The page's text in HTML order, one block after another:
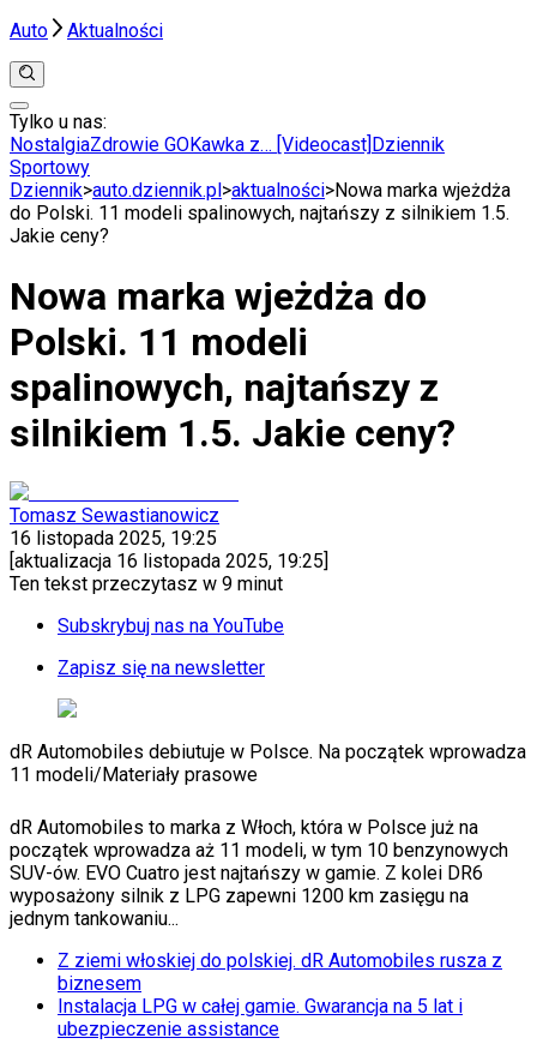
Auto
Aktualności
Anuluj
Wiadomości
Świat
Polityka
Nauka
Aktualności
Emerytury
Finanse
Podatki
Twoje finanse
Finanse
Aktualności
Auta ekologiczne
Automotive
Jednoślady
Drogi
Na wakacje
Paliwo
Porady
Aktualności
Plotki
Hity internetu
Edukacja
Aktualności
Matura
Kobieta
Moda
Uroda
Porady
Święta
Tylko u nas:
NostalgiaZdrowie GOKawka z… [Videocast] Dziennik
Sportowy
Dziennik>auto.dziennik.pl >aktualności>Nowa marka wjeżdża
do Polski. 11 modeli spalinowych, najtańszy z silnikiem 1.5.
Jakie ceny?
Nowa marka wjeżdża do
Polski. 11 modeli
spalinowych, najtańszy z
silnikiem 1.5. Jakie ceny?
Tomasz Sewastianowicz
16 listopada 2025, 19:25
[aktualizacja 16 listopada 2025, 19:25
Ten tekst przeczytasz w 9 minut
Subskrybuj nas na YouTube
Zapisz się na newsletter
dR Automobiles debiutuje w Polsce. Na początek wprowadza
11 modeli/ Materiały prasowe
dR Automobiles to marka z Włoch, która w Polsce już na
początek wprowadza aż 11 modeli, w tym 10 benzynowych
SUV-ów. EVO Cuatro jest najtańszy w gamie. Z kolei DR6
wyposażony silnik z LPG zapewni 1200 km zasięgu na
jednym tankowaniu...
Z ziemi włoskiej do polskiej. dR Automobiles rusza z
biznesem
Instalacja LPG w całej gamie. Gwarancja na 5 lat i
ubezpieczenie assistance